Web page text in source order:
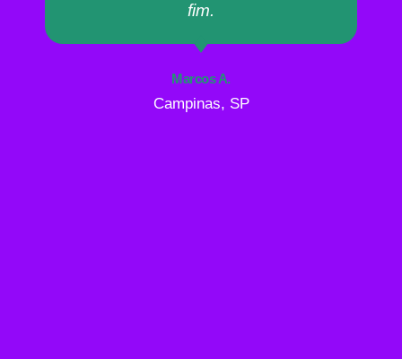
fim.
Marcos A.
Campinas, SP